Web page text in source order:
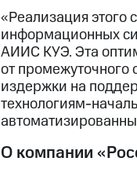
«Реализация этого
информационных
АИИС КУЭ. Эта
от
издержки на
технологиям-
О компании